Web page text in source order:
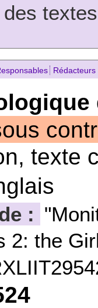
Rédacteurs
texte
:
2: the